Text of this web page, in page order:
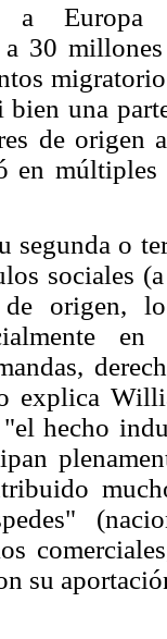
a Europa
a 30
bien una
de origen
en
segunda o
sociales
origen,
en
explica
hecho
su